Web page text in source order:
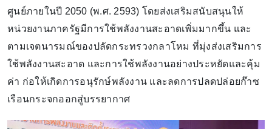
ศูนย์ภายในปี 2050 (พ.ศ. 2593) โดยส่งเสริมสนับสนุนให้
หน่วยงานภาครัฐมีการใช้พลังงานสะอาดเพิ่มมากขึ้น และ
ตามเจตนารมณ์ของปลัดกระทรวงกลาโหม ที่มุ่งส่งเสริมการ
ใช้พลังงานสะอาด และการใช้พลังงานอย่างประหยัดและคุ้ม
ค่า ก่อให้เกิดการอนุรักษ์พลังงาน และลดการปลดปล่อยก๊าซ
เรือนกระจกออกสู่บรรยากาศ